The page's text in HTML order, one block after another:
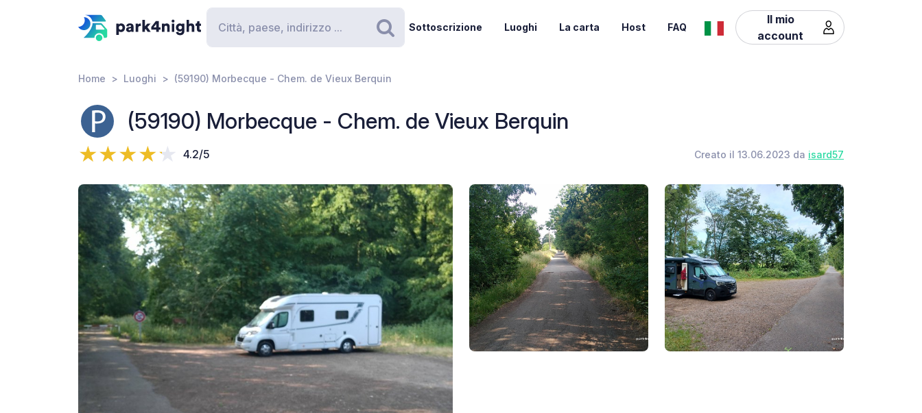
Ricerca
Sottoscrizione Luoghi La carta Host FAQ
Il mio
account
Home Luoghi (59190) Morbecque - Chem. de Vieux Berquin
(59190) Morbecque - Chem. de Vieux Berquin
4.2/5 Creato il 13.06.2023 da isard57